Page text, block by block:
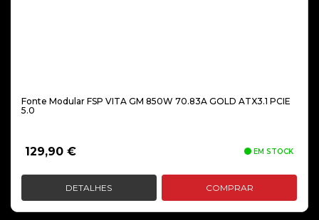
Fonte Modular FSP VITA GM 850W 70.83A GOLD ATX3.1 PCIE
5.0
129,90 € EM STOCK
DETALHES COMPRAR